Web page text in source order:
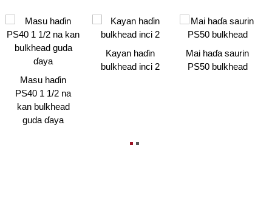
Masu haɗin
PS40 1 1/2 na
kan bulkhead
guda ɗaya
Kayan haɗin
bulkhead inci 2
Mai haɗa saurin
PS50 bulkhead